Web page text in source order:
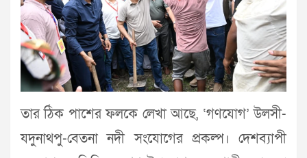
তার ঠিক পাশের ফলকে লেখা আছে, ‘গণযোগ’ উলসী-
যদুনাথপু-বেতনা নদী সংযোগের প্রকল্প। দেশব্যাপী